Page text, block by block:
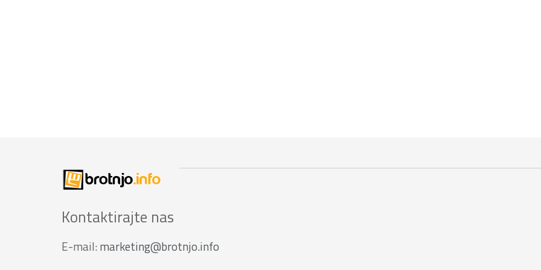
Kontaktirajte nas
E-mail: marketing@brotnjo.info